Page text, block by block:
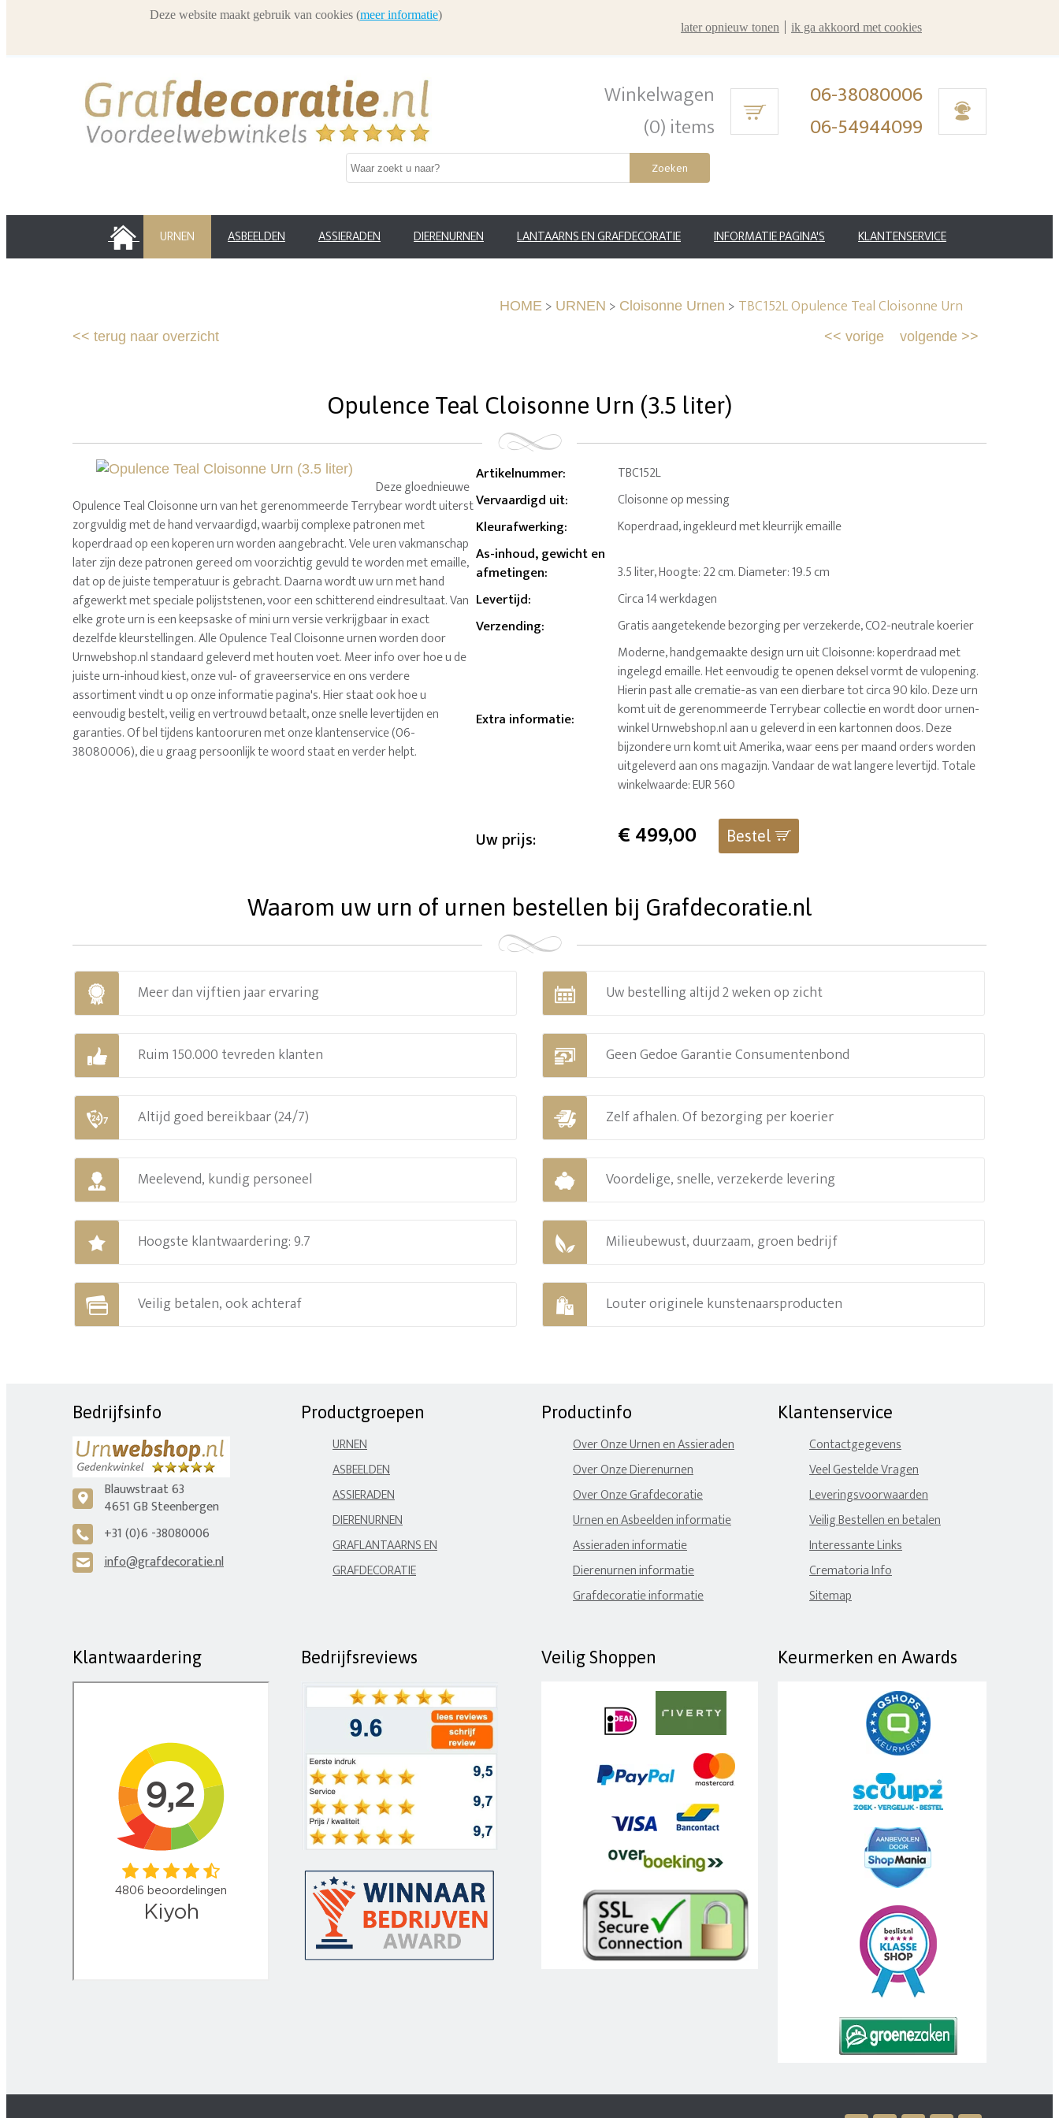
Winkelwagen
(0) items
06-38080006
06-54944099
Zoeken
HOME URNEN ASBEELDEN ASSIERADEN DIERENURNEN LANTAARNS EN GRAFDECORATIE INFORMATIE PAGINA'S KLANTENSERVICE
HOME > URNEN > Cloisonne Urnen > TBC152L Opulence Teal Cloisonne Urn
<< terug naar overzicht volgende >>
<< vorige
Opulence Teal Cloisonne Urn (3.5 liter)
Artikelnummer: TBC152L
Vervaardigd uit: Cloisonne op messing
Kleurafwerking: Koperdraad, ingekleurd met kleurrijk emaille
As-inhoud, gewicht en
afmetingen: 3.5 liter, Hoogte: 22 cm. Diameter: 19.5 cm
Levertijd: Circa 14 werkdagen
Verzending: Gratis aangetekende bezorging per verzekerde, CO2-neutrale koerier
Extra informatie:
Moderne, handgemaakte design urn uit Cloisonne: koperdraad met
ingelegd emaille. Het eenvoudig te openen deksel vormt de vulopening.
Hierin past alle crematie-as van een dierbare tot circa 90 kilo. Deze urn
komt uit de gerenommeerde Terrybear collectie en wordt door urnen-
winkel Urnwebshop.nl aan u geleverd in een kartonnen doos. Deze
bijzondere urn komt uit Amerika, waar eens per maand orders worden
uitgeleverd aan ons magazijn. Vandaar de wat langere levertijd. Totale
winkelwaarde: EUR 560
Uw prijs: €499,00 Bestel
Deze gloednieuwe
Opulence Teal Cloisonne urn van het gerenommeerde Terrybear wordt uiterst
zorgvuldig met de hand vervaardigd, waarbij complexe patronen met
koperdraad op een koperen urn worden aangebracht. Vele uren vakmanschap
later zijn deze patronen gereed om voorzichtig gevuld te worden met emaille,
dat op de juiste temperatuur is gebracht. Daarna wordt uw urn met hand
afgewerkt met speciale polijststenen, voor een schitterend eindresultaat. Van
elke grote urn is een keepsaske of mini urn versie verkrijgbaar in exact
dezelfde kleurstellingen. Alle Opulence Teal Cloisonne urnen worden door
Urnwebshop.nl standaard geleverd met houten voet. Meer info over hoe u de
juiste urn-inhoud kiest, onze vul- of graveerservice en ons verdere
assortiment vindt u op onze informatie pagina's. Hier staat ook hoe u
eenvoudig bestelt, veilig en vertrouwd betaalt, onze snelle levertijden en
garanties. Of bel tijdens kantooruren met onze klantenservice (06-
38080006), die u graag persoonlijk te woord staat en verder helpt.
Waarom uw urn of urnen bestellen bij Grafdecoratie.nl
Meer dan vijftien jaar ervaring Uw bestelling altijd 2 weken op zicht
Ruim 150.000 tevreden klanten Geen Gedoe Garantie Consumentenbond
Altijd goed bereikbaar (24/7) Zelf afhalen. Of bezorging per koerier
Meelevend, kundig personeel Voordelige, snelle, verzekerde levering
Hoogste klantwaardering: 9.7 Milieubewust, duurzaam, groen bedrijf
Veilig betalen, ook achteraf Louter originele kunstenaarsproducten
Bedrijfsinfo
c
Blauwstraat 63
4651 GB Steenbergen
A +31 (0)6 -38080006
H info@grafdecoratie.nl
Productgroepen
URNEN
ASBEELDEN
ASSIERADEN
DIERENURNEN
GRAFLANTAARNS EN
GRAFDECORATIE
Productinfo
Over Onze Urnen en Assieraden
Over Onze Dierenurnen
Over Onze Grafdecoratie
Urnen en Asbeelden informatie
Assieraden informatie
Dierenurnen informatie
Grafdecoratie informatie
Klantenservice
Contactgegevens
Veel Gestelde Vragen
Leveringsvoorwaarden
Veilig Bestellen en betalen
Interessante Links
Crematoria Info
Sitemap
Klantwaardering Bedrijfsreviews Veilig Shoppen Keurmerken en Awards
Deze website maakt gebruik van cookies (meer informatie)
later opnieuw tonen
ik ga akkoord met cookies